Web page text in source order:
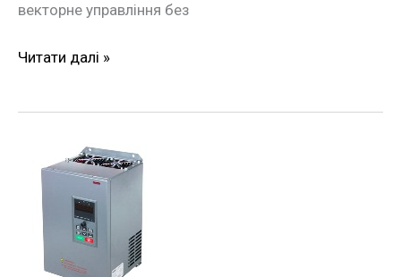
векторне управління без
Читати далі »
Частотний
перетворювач
18,5кВт